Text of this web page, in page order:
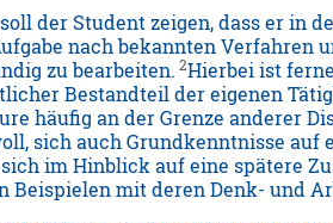
der Student zeigen, dass er in
nach bekannten Verfahren
zu bearbeiten. 2Hierbei ist
Bestandteil der eigenen
häufig an der Grenze anderer
sich auch Grundkenntnisse
im Hinblick auf eine spätere
Beispielen mit deren Denk- und